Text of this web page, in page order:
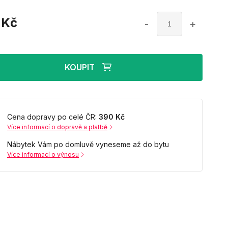
- +
KOUPIT
Cena dopravy po celé ČR: 390 Kč
Více informací o dopravě a platbě
Nábytek Vám po domluvě vyneseme až do bytu
Více informací o výnosu